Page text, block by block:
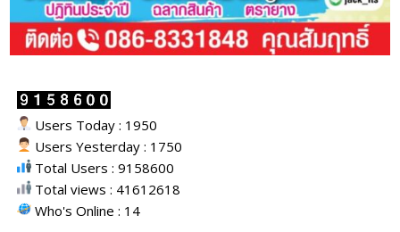
Users Today : 1950
Users Yesterday : 1750
Total Users : 9158600
Total views : 41612618
Who's Online : 14